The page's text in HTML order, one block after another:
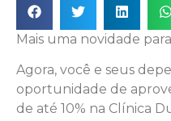
Mais uma novidade
Agora, você e seus
oportunidade de
de até 10% na Clínica